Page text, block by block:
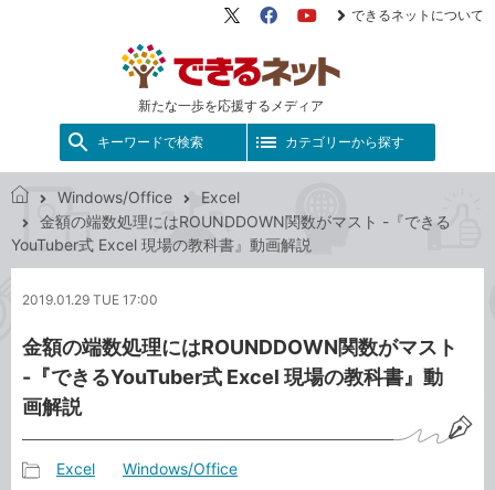
新たな一歩を応援するメディア
X（旧
FacebookYouTube
できるネットについて
キーワードで検索 カテゴリーから探す
で
き
ッ
Windows/Office
Excel
金額の端数処理にはROUNDDOWN関数がマスト -『できる
YouTuber式 Excel 現場の教科書』動画解説
2019.01.29 TUE 17:00
金額の端数処理にはROUNDDOWN関数がマスト
-『できるYouTuber式 Excel 現場の教科書』動
画解説
Excel Windows/Office